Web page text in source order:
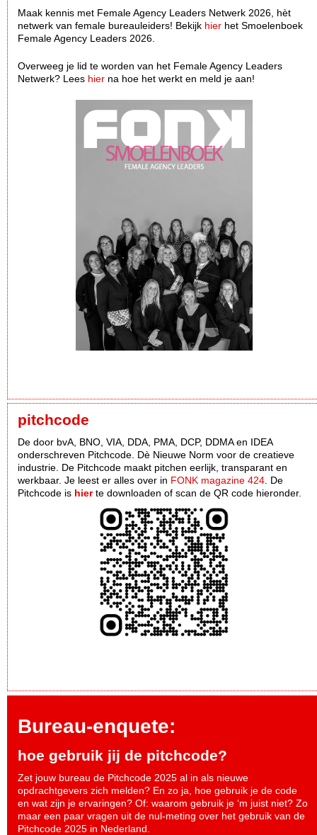
Maak kennis met Female Agency Leaders Netwerk 2026, hèt
netwerk van female bureauleiders! Bekijk hier het Smoelenboek
Female Agency Leaders 2026.
Overweeg je lid te worden van het Female Agency Leaders
Netwerk? Lees hier na hoe het werkt en meld je aan!
pitchcode
De door bvA, BNO, VIA, DDA, PMA, DCP, DDMA en IDEA
onderschreven Pitchcode. Dè Nieuwe Norm voor de creatieve
industrie. De Pitchcode maakt pitchen eerlijk, transparant en
werkbaar. Je leest er alles over in FONK magazine 424 . De
Pitchcode is hierte downloaden of scan de QR code hieronder.
Bureau-enquete:
hoe gebruik jij de pitchcode?
Zet jouw bureau de Pitchcode 2025 al in als nieuwe
opdrachtgevers zich melden? En zo ja, hoe gebruik je de code
en wat zijn je ervaringen? Of: waarom gebruik je ‘m juist niet? Zo
maar een paar vragen uit de nul-meting over het gebruik van de
Pitchcode 2025 in Nederland.